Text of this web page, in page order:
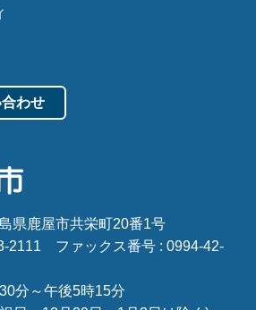
わせ
県鹿屋市共栄町20番1号
2111
ファックス番号 : 0994-42-
分～午後5時15分